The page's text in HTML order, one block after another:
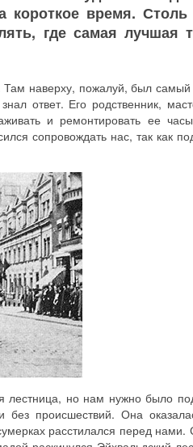
время. Столь
где самая лучшая
наверху, пожалуй, был
ответ. Его родственник,
и ремонтировать ее
сопровождать нас, так как
лестница, но нам нужно было
происшествий. Она
расстилался перед нами.